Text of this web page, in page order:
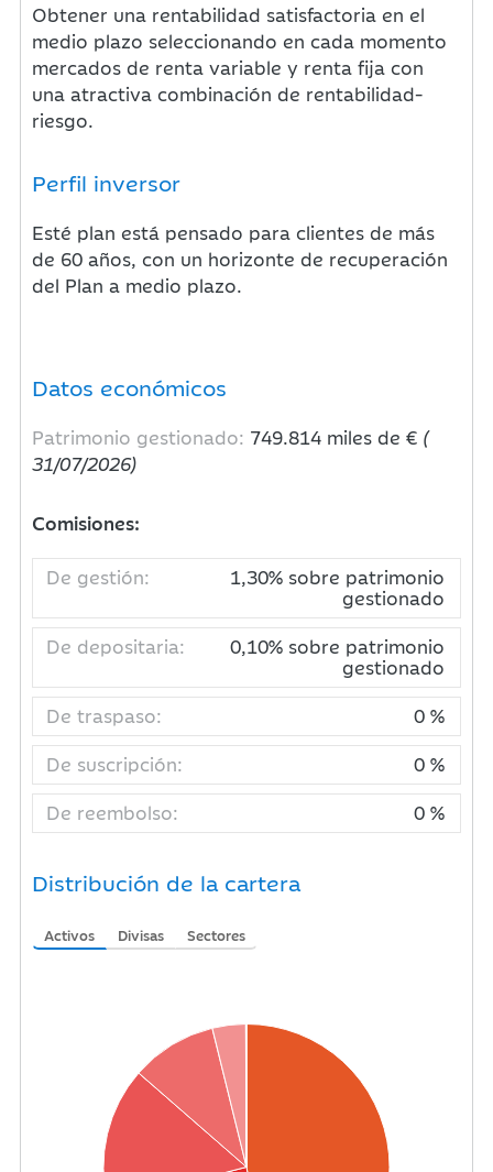
Obtener una rentabilidad satisfactoria en el
medio plazo seleccionando en cada momento
mercados de renta variable y renta fija con
una atractiva combinación de rentabilidad-
riesgo.
Perfil inversor
Esté plan está pensado para clientes de más
de 60 años, con un horizonte de recuperación
del Plan a medio plazo.
Datos económicos
Patrimonio gestionado: 749.814 miles de € (
31/07/2026)
Comisiones:
De gestión: 1,30% sobre patrimonio
gestionado
De depositaria:
0,10% sobre patrimonio
gestionado
De traspaso:
0 %
De suscripción:
0 %
De reembolso:
0 %
Distribución de la cartera
Activos Divisas Sectores